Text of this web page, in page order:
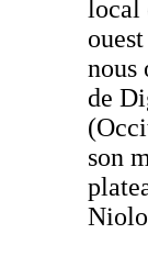
nous
de
son